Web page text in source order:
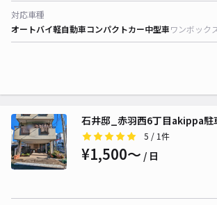
対応車種
オートバイ軽自動車コンパクトカー中型車ワンボック
石井邸_赤羽西6丁目akippa駐
5 / 1件
¥1,500〜 / 日